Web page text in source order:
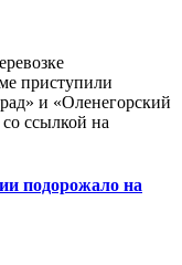
приступили
и «Оленегорский
ссылкой на
подорожало на